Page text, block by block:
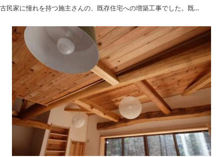
古民家に憧れを持つ施主さんの、既存住宅への増築工事でした。既…